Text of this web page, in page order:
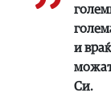
и
можат
Си.